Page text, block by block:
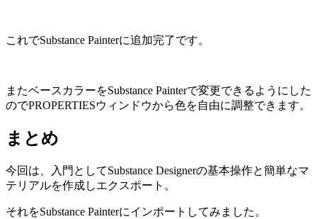
これでSubstance Painterに追加完了です。
またベースカラーをSubstance Painterで変更できるようにした
のでPROPERTIESウィンドウから色を自由に調整できます。
まとめ
今回は、入門としてSubstance Designerの基本操作と簡単なマ
テリアルを作成しエクスポート。
それをSubstance Painterにインポートしてみました。